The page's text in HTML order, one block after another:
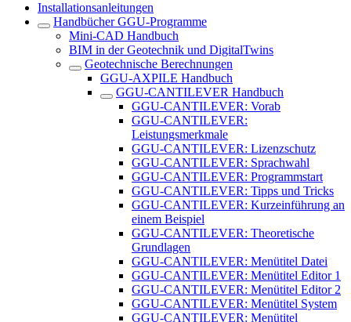
Installationsanleitungen
Handbücher GGU-Programme
Mini-CAD Handbuch
BIM in der Geotechnik und DigitalTwins
Geotechnische Berechnungen
GGU-AXPILE Handbuch
GGU-CANTILEVER Handbuch
GGU-CANTILEVER: Vorab
GGU-CANTILEVER:
Leistungsmerkmale
GGU-CANTILEVER: Lizenzschutz
GGU-CANTILEVER: Sprachwahl
GGU-CANTILEVER: Programmstart
GGU-CANTILEVER: Tipps und Tricks
GGU-CANTILEVER: Kurzeinführung an
einem Beispiel
GGU-CANTILEVER: Theoretische
Grundlagen
GGU-CANTILEVER: Menütitel Datei
GGU-CANTILEVER: Menütitel Editor 1
GGU-CANTILEVER: Menütitel Editor 2
GGU-CANTILEVER: Menütitel System
GGU-CANTILEVER: Menütitel